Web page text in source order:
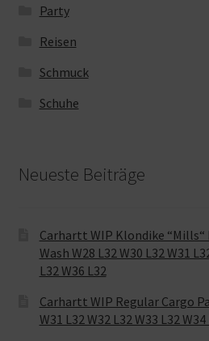
Party
Reisen
Schmuck
Schuhe
Neueste Beiträge
Carhartt WIP Klondike “Mills“
Wash W28 L32 W30 L32 W31
L32 W36 L32
Carhartt WIP Regular Cargo
W31 L32 W32 L32 W33 L32